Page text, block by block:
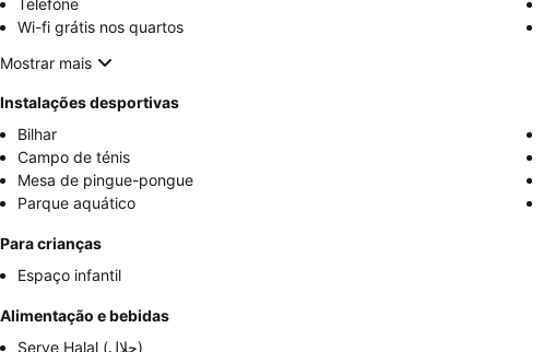
Telefone
Wi-fi grátis nos quartos
Mostrar mais
Instalações desportivas
Bilhar
Campo de ténis
Mesa de pingue-pongue
Parque aquático
Para crianças
Espaço infantil
Alimentação e bebidas
Serve Halal (حلال)